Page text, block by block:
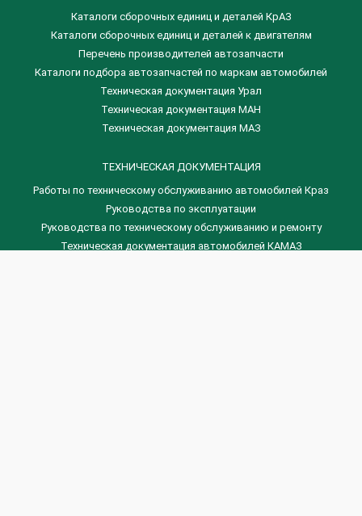
Каталоги сборочных единиц и деталей КрАЗ
​Каталоги сборочных единиц и деталей к двигателям
Перечень производителей автозапчасти
Каталоги подбора автозапчастей по маркам автомобилей
Техническая документация Урал
Техническая документация МАН
Техническая документация МАЗ
ТЕХНИЧЕСКАЯ ДОКУМЕНТАЦИЯ
Работы по техническому обслуживанию автомобилей Краз
Руководства по эксплуатации
Руководства по техническому обслуживанию и ремонту
Техническая документация автомобилей КАМАЗ